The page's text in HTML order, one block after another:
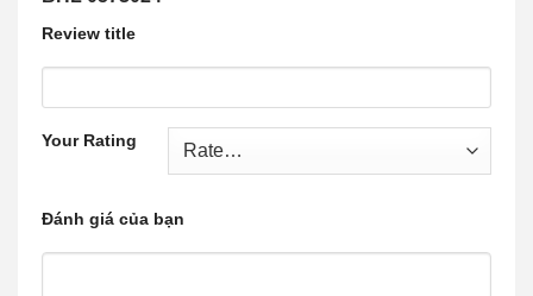
Review title
Your Rating
Đánh giá của bạn